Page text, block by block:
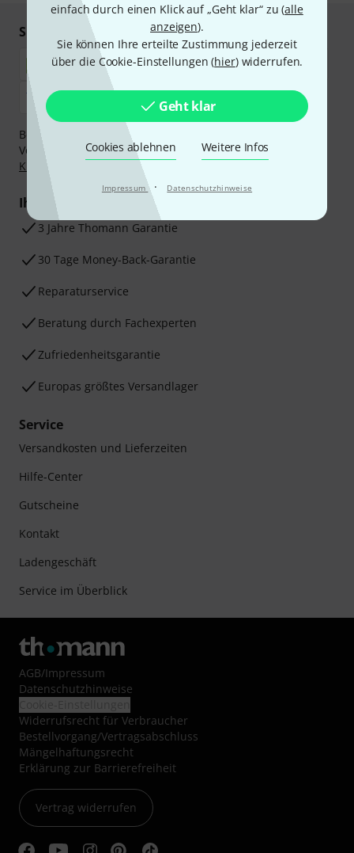
einfach durch einen Klick auf „Geht klar“ zu (alle
anzeigen).
Sie können Ihre erteilte Zustimmung jederzeit
über die Cookie-Einstellungen (hier) widerrufen.
Geht klar
Cookies ablehnen Weitere Infos
Impressum · Datenschutzhinweise
Sicher einkaufen & bezahlen
Bezahlen Sie vertraulich und sicher per Nachnahme,
Vorkasse, PayPal, Amazon Pay,
Klarna Sofort bezahlen
Klarna Ratenzahlung
oder Kreditkarte.
Ihre Vorteile
3 Jahre Thomann Garantie
30 Tage Money-Back-Garantie
Reparaturservice
Beratung durch Fachexperten
Zufriedenheitsgarantie
Europas größtes Versandlager
Service
Versandkosten und Lieferzeiten
Hilfe-Center
Gutscheine
Kontakt
Ladengeschäft
Service im Überblick
AGB/Impressum
Datenschutzhinweise
Widerrufsrecht für Verbraucher
Bestellvorgang/Vertragsabschluss
Mängelhaftungsrecht
Erklärung zur Barrierefreiheit
Vertrag widerrufen